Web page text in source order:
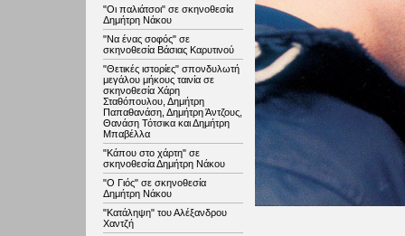
"Οι παλιάτσοι" σε σκηνοθεσία
Δημήτρη Νάκου
"Να ένας σοφός" σε
σκηνοθεσία Βάσιας Καρυτινού
"Θετικές ιστορίες" σπονδυλωτή
μεγάλου μήκους ταινία σε
σκηνοθεσία Χάρη
Σταθόπουλου, Δημήτρη
Παπαθανάση, Δημήτρη Άντζους,
Θανάση Τότσικα και Δημήτρη
Μπαβέλλα
"Κάπου στο χάρτη" σε
σκηνοθεσία Δημήτρη Νάκου
"Ο Γιός" σε σκηνοθεσία
Δημήτρη Νάκου
"Κατάληψη" του Αλέξανδρου
Χαντζή